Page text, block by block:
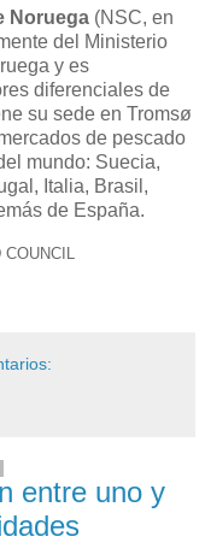
Noruega (NSC, en
del Ministerio
y es
diferenciales de
su sede en Tromsø
de pescado
mundo: Suecia,
Italia, Brasil,
de España.
COUNCIL
entre uno y